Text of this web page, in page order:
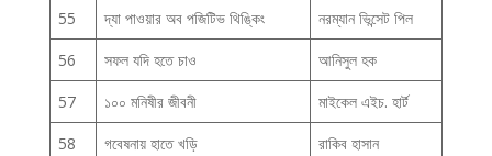
55
দ্যা পাওয়ার অব পজিটিভ থিঙ্কিং
নরম্যান ভিন্সেট পিল
56
সফল যদি হতে চাও
আনিসুল হক
57
১০০ মনিষীর জীবনী
মাইকেল এইচ. হার্ট
58
গবেষনায় হাতে খড়ি
রাকিব হাসান